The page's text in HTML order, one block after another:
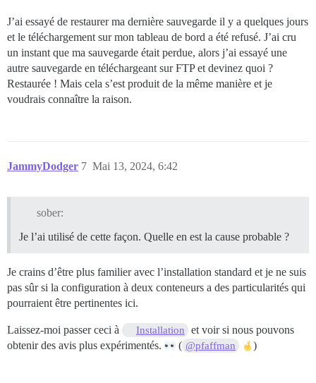
J’ai essayé de restaurer ma dernière sauvegarde il y a quelques jours
et le téléchargement sur mon tableau de bord a été refusé. J’ai cru
un instant que ma sauvegarde était perdue, alors j’ai essayé une
autre sauvegarde en téléchargeant sur FTP et devinez quoi ?
Restaurée ! Mais cela s’est produit de la même manière et je
voudrais connaître la raison.
JammyDodger Mai 13, 2024, 6:42
7
sober:
Je l’ai utilisé de cette façon. Quelle en est la cause probable ?
Je crains d’être plus familier avec l’installation standard et je ne suis
pas sûr si la configuration à deux conteneurs a des particularités qui
pourraient être pertinentes ici.
Laissez-moi passer ceci à Installation
et voir si nous pouvons
obtenir des avis plus expérimentés.
( @pfaffman )